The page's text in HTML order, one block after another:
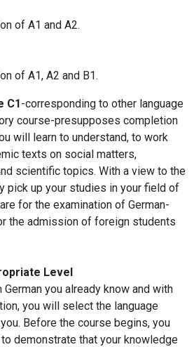
of A1 and A2.
of A1, A2 and B1.
C1-corresponding to other language
course-presupposes completion
will learn to understand, to work
texts on social matters,
scientific topics. With a view to the
pick up your studies in your field of
for the examination of German-
the admission of foreign students
Level
you already know and with
you will select the language
Before the course begins, you
demonstrate that your knowledge